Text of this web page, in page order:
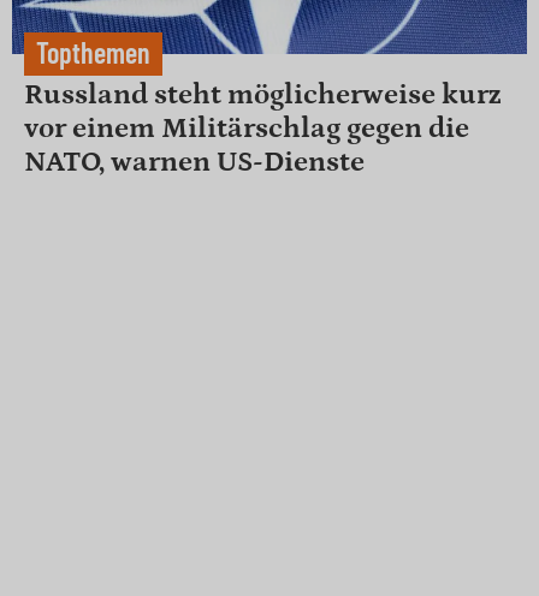
Topthemen
Russland steht möglicherweise kurz
vor einem Militärschlag gegen die
NATO, warnen US-Dienste